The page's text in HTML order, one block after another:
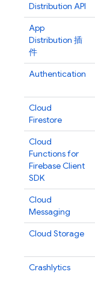
Distribution API
App
Distribution 插
件
Authentication
Cloud
Firestore
Cloud
Functions for
FirebaseClient
SDK
Cloud
Messaging
Cloud Storage
Crashlytics